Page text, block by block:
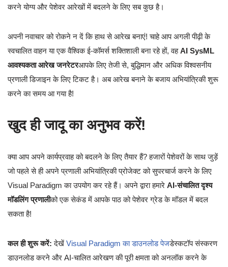
करने योग्य और पेशेवर आरेखों में बदलने के लिए सब कुछ है।
अपनी नवाचार को रोकने न दें कि हाथ से आरेख बनाएं! चाहे आप अगली पीढ़ी के
स्वचालित वाहन या एक वैश्विक ई-कॉमर्स शक्तिशाली बना रहे हों, वहAI SysML
आवश्यकता आरेख जनरेटरआपके लिए तेजी से, बुद्धिमान और अधिक विश्वसनीय
प्रणाली डिजाइन के लिए टिकट है। अब आरेख बनाने के बजाय अभियांत्रिकी शुरू
करने का समय आ गया है!
खुद ही जादू का अनुभव करें!
क्या आप अपने कार्यप्रवाह को बदलने के लिए तैयार हैं? हजारों पेशेवरों के साथ जुड़ें
जो पहले से ही अपने प्रणाली अभियांत्रिकी प्रोजेक्ट को सुपरचार्ज करने के लिए
Visual Paradigm का उपयोग कर रहे हैं। अपने द्वारा हमारे AI-संचालित दृश्य
मॉडलिंग प्रणालीको एक सेकंड में आपके पाठ को पेशेवर ग्रेड के मॉडल में बदल
सकता है!
कल ही शुरू करें: देखें Visual Paradigm का डाउनलोड पेजडेस्कटॉप संस्करण
डाउनलोड करने और AI-चालित आरेखण की पूरी क्षमता को अनलॉक करने के